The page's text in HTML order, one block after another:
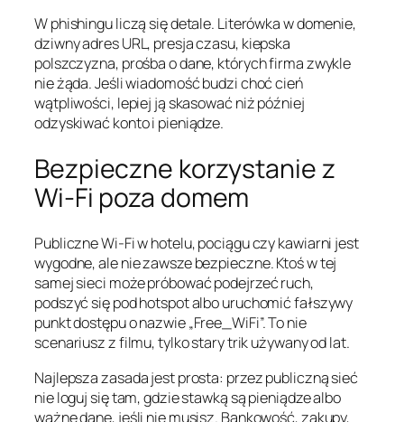
W phishingu liczą się detale. Literówka w domenie,
dziwny adres URL, presja czasu, kiepska
polszczyzna, prośba o dane, których firma zwykle
nie żąda. Jeśli wiadomość budzi choć cień
wątpliwości, lepiej ją skasować niż później
odzyskiwać konto i pieniądze.
Bezpieczne korzystanie z
Wi-Fi poza domem
Publiczne Wi-Fi w hotelu, pociągu czy kawiarni jest
wygodne, ale nie zawsze bezpieczne. Ktoś w tej
samej sieci może próbować podejrzeć ruch,
podszyć się pod hotspot albo uruchomić fałszywy
punkt dostępu o nazwie „Free_WiFi”. To nie
scenariusz z filmu, tylko stary trik używany od lat.
Najlepsza zasada jest prosta: przez publiczną sieć
nie loguj się tam, gdzie stawką są pieniądze albo
ważne dane, jeśli nie musisz. Bankowość, zakupy,